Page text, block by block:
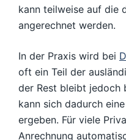
kann teilweise auf die
angerechnet werden.
In der Praxis wird bei
oft ein Teil der
der Rest bleibt jedoch
kann sich dadurch
ergeben. Für viele
Anrechnung